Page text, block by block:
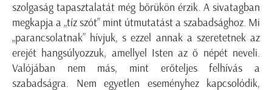
szolgaság tapasztalatát még bőrükön érzik. A sivatagban
megkapja a „tíz szót” mint útmutatást a szabadsághoz. Mi
„parancsolatnak” hívjuk, s ezzel annak a szeretetnek az
erejét hangsúlyozzuk, amellyel Isten az ő népét neveli.
Valójában nem más, mint erőteljes felhívás a
szabadságra. Nem egyetlen eseményhez kapcsolódik,